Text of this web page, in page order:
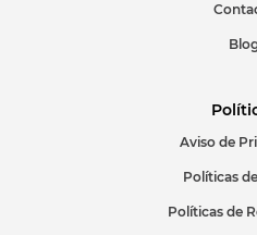
ENVIAR Aviso de
Políticas
Políticas de